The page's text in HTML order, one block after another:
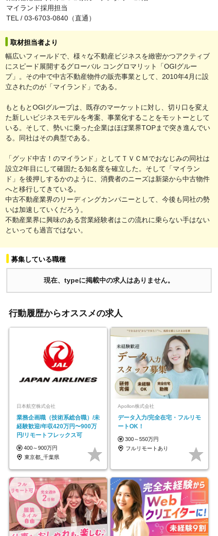
マイランド採用担当
TEL / 03-6703-0840（直通）
取材担当者より
幅広いフィールドで、様々な不動産ビジネスを緻密かつアクティブ
にスピード展開するグローバル コングロマリット「OGIグルー
プ」。その中で中古不動産物件の販売事業として、2010年4月に設
立されたのが「マイランド」である。
もともとOGIグループは、既存のマーケットに対し、切り口を変え
た新しいビジネスモデルを考案、事業化することをモットーとして
いる。そして、勢いに乗った企業はほぼ業界TOPまで突き進んでい
る。同社はその典型である。
「グッド中古！のマイランド」としてＴＶＣＭでおなじみの同社は
設立2年目にして確固たる知名度を確立した。そして「マイラン
ド」を後押しするかのように、消費者のニーズは新築から中古物件
へと移行してきている。
中古不動産業界のリーディングカンパニーとして、今後も同社の勢
いは加速していくだろう。
不動産業界に興味のある営業経験者はこの流れに乗らない手はない
といっても過言ではない。
募集している職種
現在、typeに掲載中の求人はありません。
行動履歴からオススメの求人
日本航空株式会社
業務企画職（技術系総合職）/未
経験歓迎/年収420万円〜900万
円/リモートフレックス可
400～900万円
東京都_千葉県
Apollon株式会社
データ入力/完全在宅・フルリモ
ートOK！
300～550万円
フルリモートあり